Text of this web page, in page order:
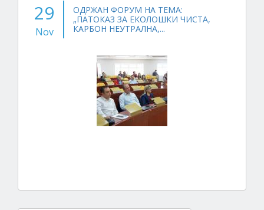
29
Nov
ОДРЖАН ФОРУМ НА ТЕМА:
„ПАТОКАЗ ЗА ЕКОЛОШКИ ЧИСТА,
КАРБОН НЕУТРАЛНА,...